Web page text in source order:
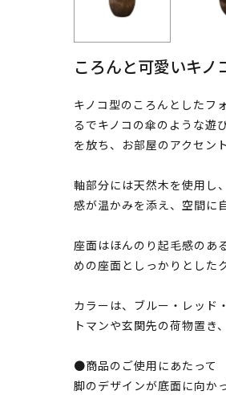
ころんと可愛いキノ
キノコ型のころんとしたフ
るでキノコの傘のような遊
を放ち、お部屋のアクセン
軸部分には天然木を使用し
感が温かみを添え、空間に
座面はほんのり起毛感のあ
めの座面としっかりとした
カラーは、ブルー・レッド
トマンや玄関先の荷物置き
●商品のご使用にあたって
脚のデザインが底面に向か